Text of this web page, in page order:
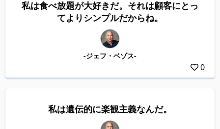
0
私は食べ放題が大好きだ。それは顧客にとっ
てよりシンプルだからね。
-ジェフ・ベゾス-
私は遺伝的に楽観主義なんだ。